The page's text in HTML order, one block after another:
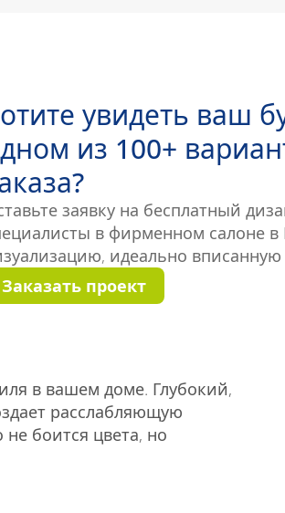
увидеть ваш
из 100+
заявку на бесплатный
в фирменном салоне в
идеально
Заказать проект
в вашем доме. Глубокий,
расслабляющую
боится цвета, но